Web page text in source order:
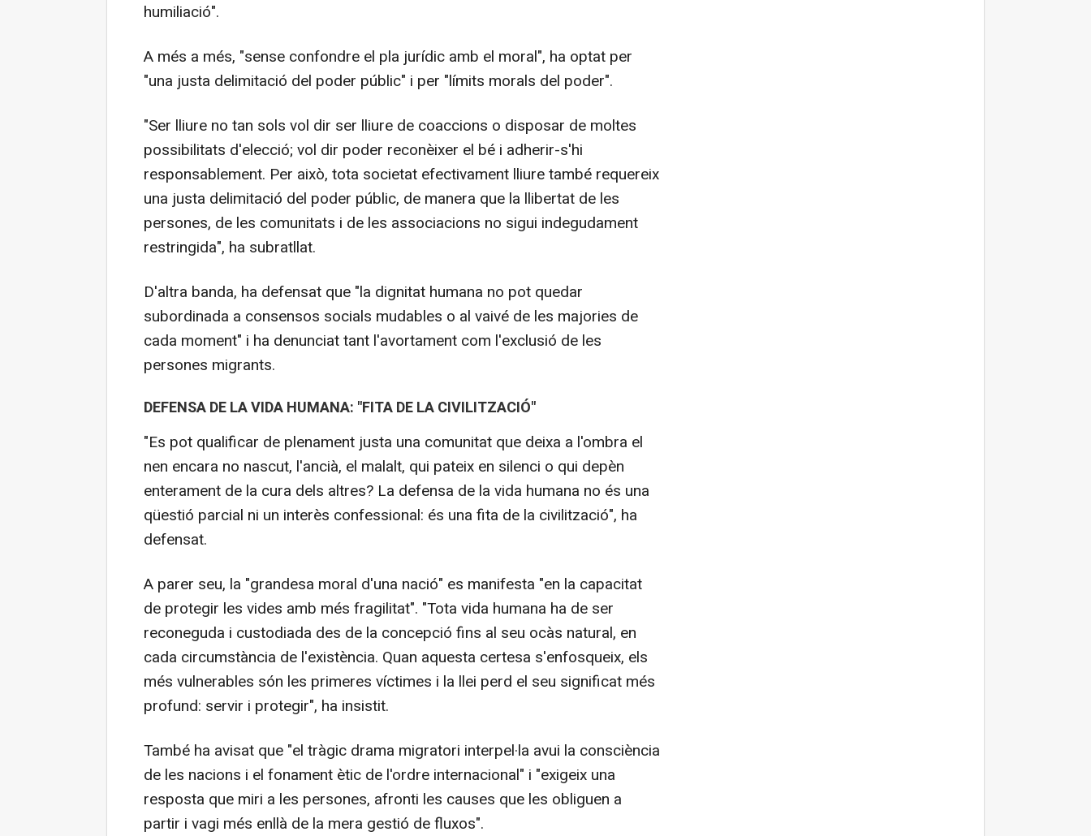
humiliació".
A més a més, "sense confondre el pla jurídic amb el moral", ha optat per
"una justa delimitació del poder públic" i per "límits morals del poder".
"Ser lliure no tan sols vol dir ser lliure de coaccions o disposar de moltes
possibilitats d'elecció; vol dir poder reconèixer el bé i adherir-s'hi
responsablement. Per això, tota societat efectivament lliure també requereix
una justa delimitació del poder públic, de manera que la llibertat de les
persones, de les comunitats i de les associacions no sigui indegudament
restringida", ha subratllat.
D'altra banda, ha defensat que "la dignitat humana no pot quedar
subordinada a consensos socials mudables o al vaivé de les majories de
cada moment" i ha denunciat tant l'avortament com l'exclusió de les
persones migrants.
DEFENSA DE LA VIDA HUMANA: "FITA DE LA CIVILITZACIÓ"
"Es pot qualificar de plenament justa una comunitat que deixa a l'ombra el
nen encara no nascut, l'ancià, el malalt, qui pateix en silenci o qui depèn
enterament de la cura dels altres? La defensa de la vida humana no és una
qüestió parcial ni un interès confessional: és una fita de la civilització", ha
defensat.
A parer seu, la "grandesa moral d'una nació" es manifesta "en la capacitat
de protegir les vides amb més fragilitat". "Tota vida humana ha de ser
reconeguda i custodiada des de la concepció fins al seu ocàs natural, en
cada circumstància de l'existència. Quan aquesta certesa s'enfosqueix, els
més vulnerables són les primeres víctimes i la llei perd el seu significat més
profund: servir i protegir", ha insistit.
També ha avisat que "el tràgic drama migratori interpel·la avui la consciència
de les nacions i el fonament ètic de l'ordre internacional" i "exigeix una
resposta que miri a les persones, afronti les causes que les obliguen a
partir i vagi més enllà de la mera gestió de fluxos".